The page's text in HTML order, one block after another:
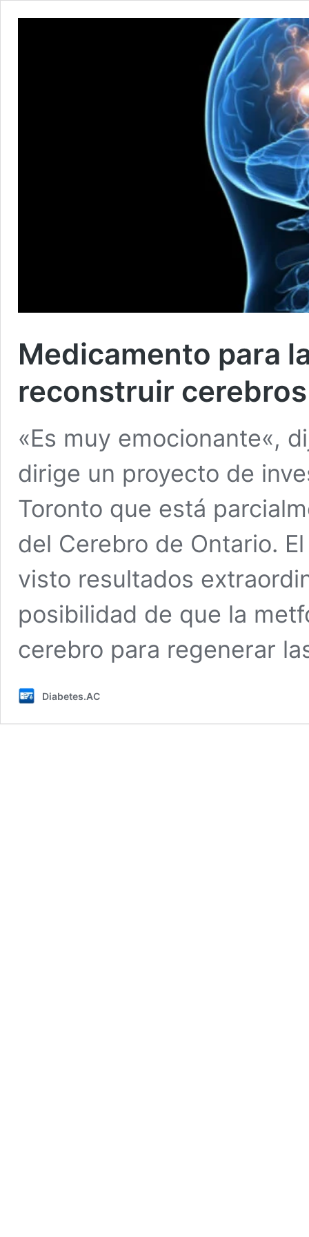
Medicamento para
reconstruir cerebros
«Es muy emocionante«,
dirige un proyecto de
Toronto que está
del Cerebro de Ontario.
visto resultados
posibilidad de que la
cerebro para regenerar
Diabetes.AC